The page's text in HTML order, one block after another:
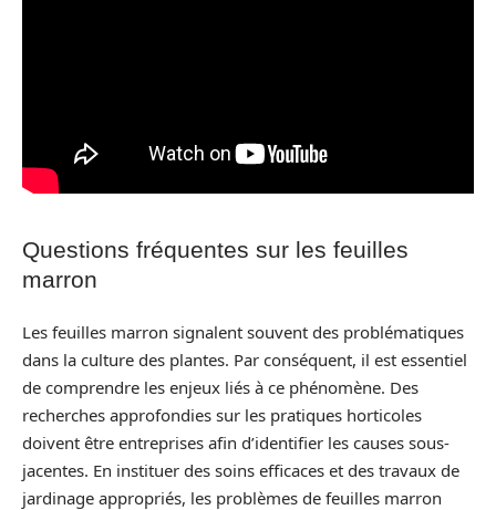
Questions fréquentes sur les feuilles
marron
Les feuilles marron signalent souvent des problématiques
dans la culture des plantes. Par conséquent, il est essentiel
de comprendre les enjeux liés à ce phénomène. Des
recherches approfondies sur les pratiques horticoles
doivent être entreprises afin d’identifier les causes sous-
jacentes. En instituer des soins efficaces et des travaux de
jardinage appropriés, les problèmes de feuilles marron